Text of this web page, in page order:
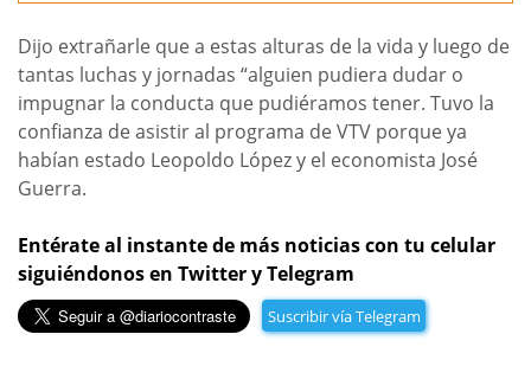
Dijo extrañarle que a estas alturas de la vida y luego de
tantas luchas y jornadas “alguien pudiera dudar o
impugnar la conducta que pudiéramos tener. Tuvo la
confianza de asistir al programa de VTV porque ya
habían estado Leopoldo López y el economista José
Guerra.
Entérate al instante de más noticias con tu celular
siguiéndonos en Twitter y Telegram
Suscribir vía Telegram